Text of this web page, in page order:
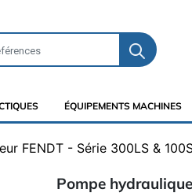
ÉQUIPEMENTS MACHINES
FENDT - Série 300LS &
Pompe